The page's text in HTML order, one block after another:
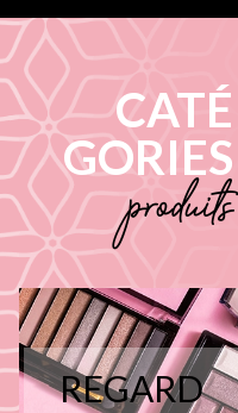
CATÉ
GORIES
produits
REGARD